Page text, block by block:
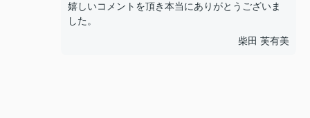
嬉しいコメントを頂き本当にありがとうございま
した。
柴田 芙有美